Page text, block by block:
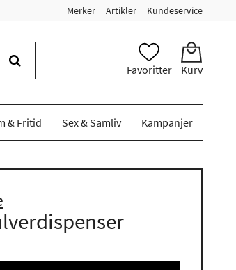
Merker Artikler Kundeservice
Favoritter Kurv
& Fritid Sex & Samliv Kampanjer